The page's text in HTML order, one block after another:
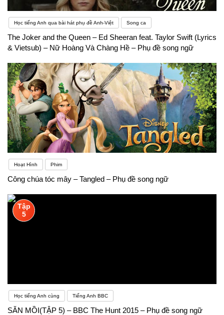
Học tiếng Anh qua bài hát phụ đề Anh-Việt Song ca
The Joker and the Queen – Ed Sheeran feat. Taylor Swift (Lyrics
& Vietsub) – Nữ Hoàng Và Chàng Hề – Phụ đề song ngữ
Hoạt Hình Phim
Công chúa tóc mây – Tangled – Phụ đề song ngữ
Tập
5
Học tiếng Anh cùng Tiếng Anh BBC
SĂN MỒI(TẬP 5) – BBC The Hunt 2015 – Phụ đề song ngữ